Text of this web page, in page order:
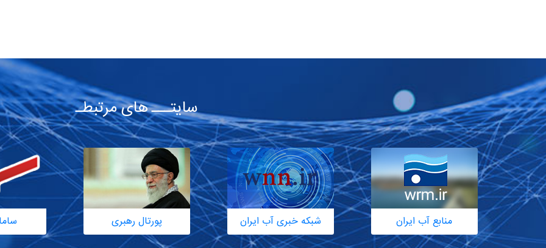
سایتـــ های مرتبطـ
منابع آب ایران شبکه خبری آب ایران پورتال رهبری